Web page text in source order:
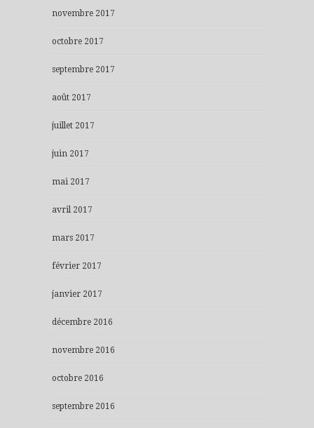
novembre 2017
octobre 2017
septembre 2017
août 2017
juillet 2017
juin 2017
mai 2017
avril 2017
mars 2017
février 2017
janvier 2017
décembre 2016
novembre 2016
octobre 2016
septembre 2016